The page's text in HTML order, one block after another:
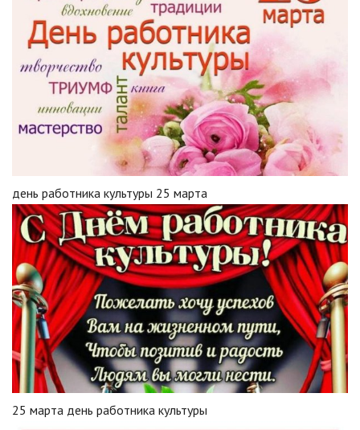
день работника культуры 25 марта
25 марта день работника культуры